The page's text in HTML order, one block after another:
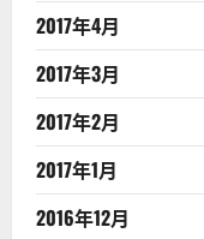
2017年4月
2017年3月
2017年2月
2017年1月
2016年12月